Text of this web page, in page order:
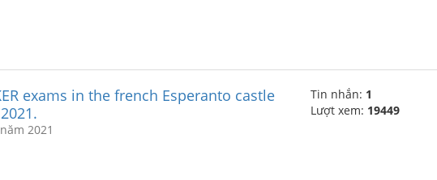
exams in the french Esperanto castle
2021
Tin nhắn: 1
Lượt xem: 19449